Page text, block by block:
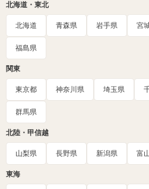
北海道・東北
北海道 青森県 岩手県 宮
福島県
関東
東京都 神奈川県 埼玉県
群馬県
北陸・甲信越
山梨県 長野県 新潟県 富
東海